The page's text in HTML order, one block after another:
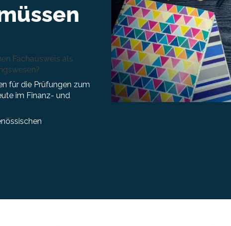
Fachausweis als
für die Prüfungen zum
im Finanz- und